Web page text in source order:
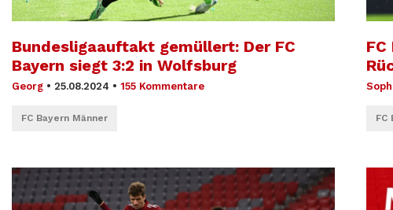
Bundesligaauftakt gemüllert: Der FC
Bayern siegt 3:2 in Wolfsburg
Georg • 25.08.2024 • 155 Kommentare
FC Bayern Männer FC